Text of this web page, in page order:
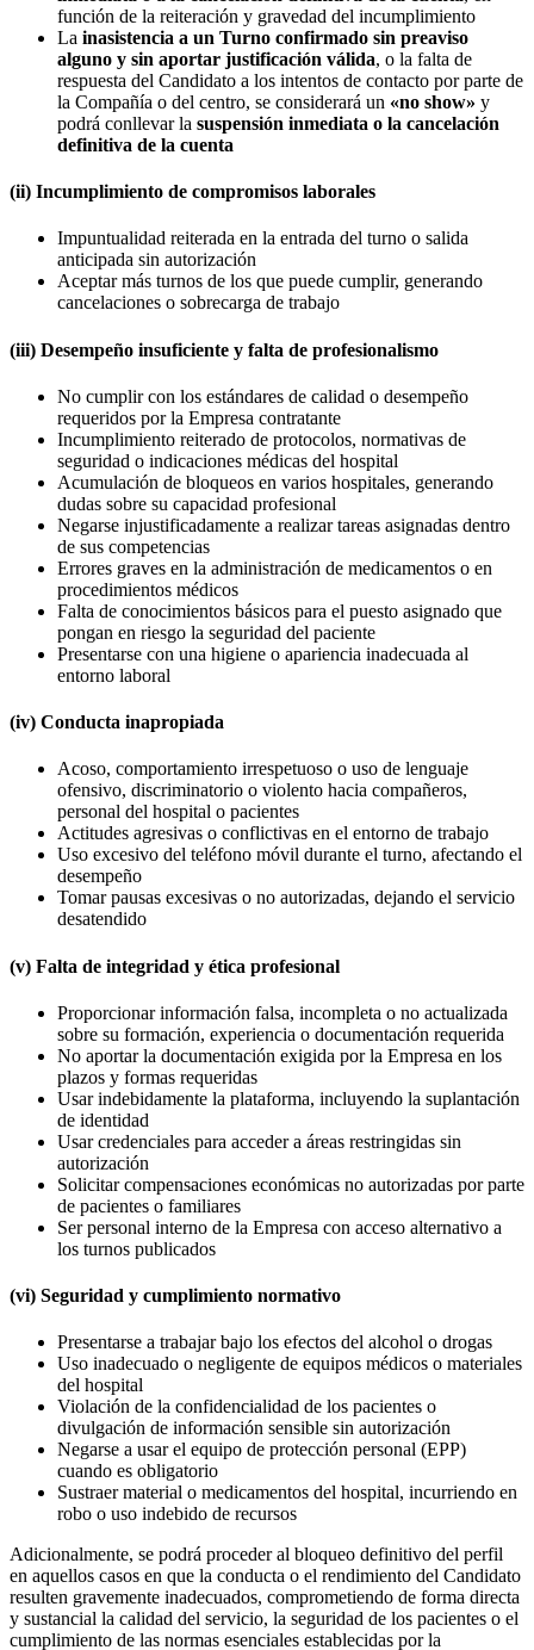
función de la reiteración y gravedad del incumplimiento
La inasistencia a un Turno confirmado sin preaviso
alguno y sin aportar justificación válida, o la falta de
respuesta del Candidato a los intentos de contacto por parte de
la Compañía o del centro, se considerará un «no show» y
podrá conllevar la suspensión inmediata o la cancelación
definitiva de la cuenta
(ii) Incumplimiento de compromisos laborales
Impuntualidad reiterada en la entrada del turno o salida
anticipada sin autorización
Aceptar más turnos de los que puede cumplir, generando
cancelaciones o sobrecarga de trabajo
(iii) Desempeño insuficiente y falta de profesionalismo
No cumplir con los estándares de calidad o desempeño
requeridos por la Empresa contratante
Incumplimiento reiterado de protocolos, normativas de
seguridad o indicaciones médicas del hospital
Acumulación de bloqueos en varios hospitales, generando
dudas sobre su capacidad profesional
Negarse injustificadamente a realizar tareas asignadas dentro
de sus competencias
Errores graves en la administración de medicamentos o en
procedimientos médicos
Falta de conocimientos básicos para el puesto asignado que
pongan en riesgo la seguridad del paciente
Presentarse con una higiene o apariencia inadecuada al
entorno laboral
(iv) Conducta inapropiada
Acoso, comportamiento irrespetuoso o uso de lenguaje
ofensivo, discriminatorio o violento hacia compañeros,
personal del hospital o pacientes
Actitudes agresivas o conflictivas en el entorno de trabajo
Uso excesivo del teléfono móvil durante el turno, afectando el
desempeño
Tomar pausas excesivas o no autorizadas, dejando el servicio
desatendido
(v) Falta de integridad y ética profesional
Proporcionar información falsa, incompleta o no actualizada
sobre su formación, experiencia o documentación requerida
No aportar la documentación exigida por la Empresa en los
plazos y formas requeridas
Usar indebidamente la plataforma, incluyendo la suplantación
de identidad
Usar credenciales para acceder a áreas restringidas sin
autorización
Solicitar compensaciones económicas no autorizadas por parte
de pacientes o familiares
Ser personal interno de la Empresa con acceso alternativo a
los turnos publicados
(vi) Seguridad y cumplimiento normativo
Presentarse a trabajar bajo los efectos del alcohol o drogas
Uso inadecuado o negligente de equipos médicos o materiales
del hospital
Violación de la confidencialidad de los pacientes o
divulgación de información sensible sin autorización
Negarse a usar el equipo de protección personal (EPP)
cuando es obligatorio
Sustraer material o medicamentos del hospital, incurriendo en
robo o uso indebido de recursos
Adicionalmente, se podrá proceder al bloqueo definitivo del perfil
en aquellos casos en que la conducta o el rendimiento del Candidato
resulten gravemente inadecuados, comprometiendo de forma directa
y sustancial la calidad del servicio, la seguridad de los pacientes o el
cumplimiento de las normas esenciales establecidas por la